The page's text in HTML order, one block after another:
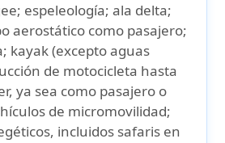
espeleología; ala delta;
aerostático como pasajero;
kayak (excepto aguas
de motocicleta hasta
ya sea como pasajero o
de micromovilidad;
incluidos safaris en